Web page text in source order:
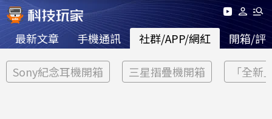
最新文章 手機通訊 社群/APP/網紅 開箱/評
Sony紀念耳機開箱 三星摺疊機開箱 「全新